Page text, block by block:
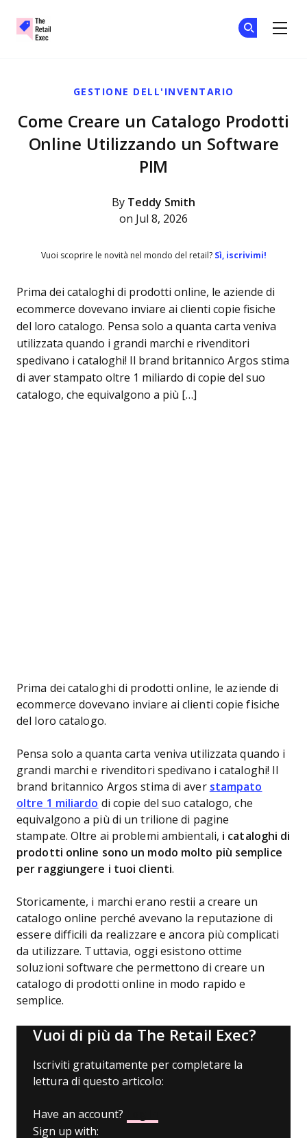
GESTIONE DELL'INVENTARIO
Come Creare un Catalogo Prodotti
Online Utilizzando un Software
PIM
By Teddy Smith
on Jul 8, 2026
Vuoi scoprire le novità nel mondo del retail?Sì, iscrivimi!
Prima dei cataloghi di prodotti online, le aziende di
ecommerce dovevano inviare ai clienti copie fisiche
del loro catalogo. Pensa solo a quanta carta veniva
utilizzata quando i grandi marchi e rivenditori
spedivano i cataloghi! Il brand britannico Argos stima
di aver stampato oltre 1 miliardo di copie del suo
catalogo, che equivalgono a più […]
Prima dei cataloghi di prodotti online, le aziende di
ecommerce dovevano inviare ai clienti copie fisiche
del loro catalogo.
Pensa solo a quanta carta veniva utilizzata quando i
grandi marchi e rivenditori spedivano i cataloghi! Il
brand britannico Argos stima di aver stampato
oltre 1 miliardo di copie del suo catalogo, che
equivalgono a più di un trilione di pagine
stampate. Oltre ai problemi ambientali, i cataloghi di
prodotti online sono un modo molto più semplice
per raggiungere i tuoi clienti.
Storicamente, i marchi erano restii a creare un
catalogo online perché avevano la reputazione di
essere difficili da realizzare e ancora più complicati
da utilizzare. Tuttavia, oggi esistono ottime
soluzioni software che permettono di creare un
catalogo di prodotti online in modo rapido e
semplice.
Vuoi di più da The Retail Exec?
Iscriviti gratuitamente per completare la
lettura di questo articolo:
Have an account?
Sign up with: